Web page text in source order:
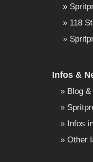
118
Infos &
Blog
Infos
Other